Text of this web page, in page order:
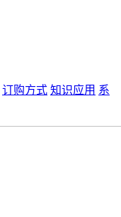
订购方式 知识应用 系